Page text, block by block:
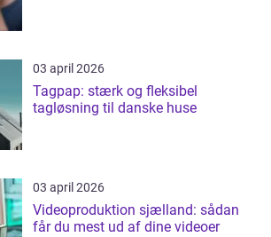
03 april 2026
Tagpap: stærk og fleksibel
tagløsning til danske huse
03 april 2026
Videoproduktion sjælland: sådan
får du mest ud af dine videoer